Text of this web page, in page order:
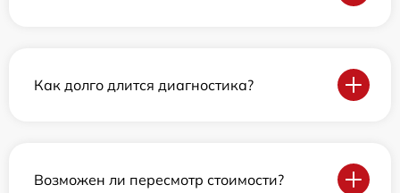
Как долго длится диагностика?
Возможен ли пересмотр стоимости?